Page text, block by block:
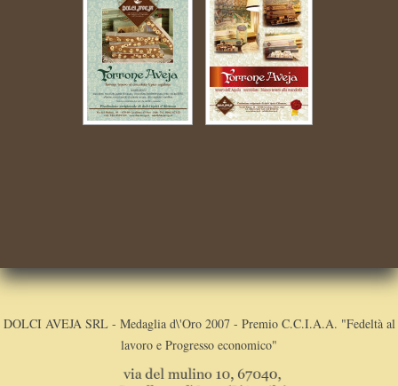
DOLCI AVEJA SRL - Medaglia d\'Oro 2007 - Premio C.C.I.A.A. "Fedeltà al
lavoro e Progresso economico"